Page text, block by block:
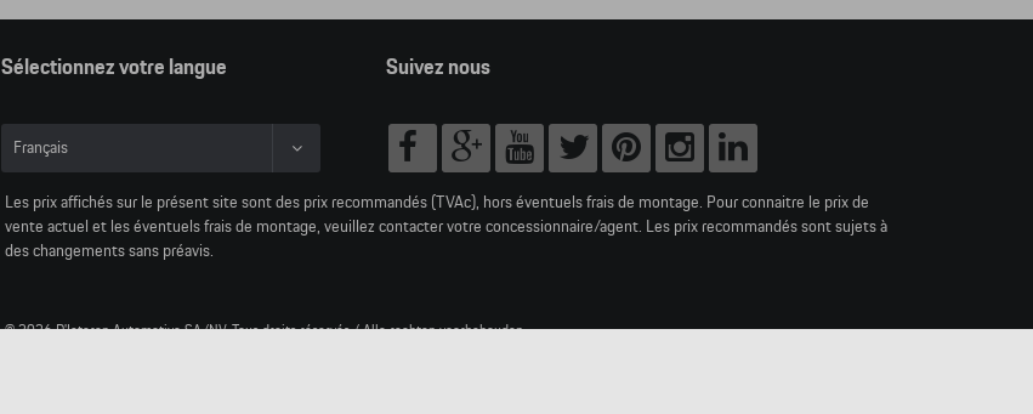
Sélectionnez votre langue
Français
Suivez nous
Les prix affichés sur le présent site sont des prix recommandés (TVAc), hors éventuels frais de montage. Pour connaitre le prix de
vente actuel et les éventuels frais de montage, veuillez contacter votre concessionnaire/agent. Les prix recommandés sont sujets à
des changements sans préavis.
© 2026 D'Ieteren Automotive SA/NV. Tous droits réservés / Alle rechten voorbehouden.